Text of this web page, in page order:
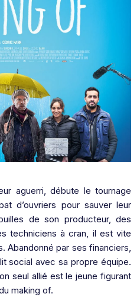
aguerri, débute le tournage
d’ouvriers pour sauver leur
de son producteur, des
techniciens à cran, il est vite
Abandonné par ses financiers,
social avec sa propre équipe.
seul allié est le jeune figurant
making of.